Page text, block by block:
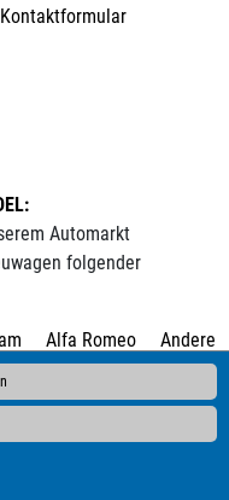
Kontaktformular
Automarkt
folgender
Alfa Romeo
Andere
Bentley
Borgward
Chausson